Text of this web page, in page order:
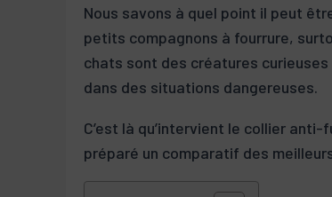
Nous savons à quel point il peut
petits compagnons à fourrure,
chats sont des créatures
dans des situations dangereuses.
C’est là qu’intervient le collier
préparé un comparatif des